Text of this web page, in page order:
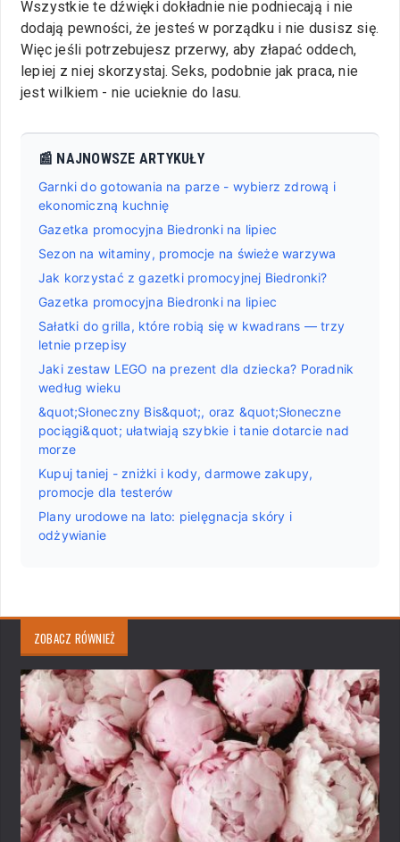
Wszystkie te dźwięki dokładnie nie podniecają i nie
dodają pewności, że jesteś w porządku i nie dusisz się.
Więc jeśli potrzebujesz przerwy, aby złapać oddech,
lepiej z niej skorzystaj. Seks, podobnie jak praca, nie
jest wilkiem - nie ucieknie do lasu.
📰 NAJNOWSZE ARTYKUŁY
Garnki do gotowania na parze - wybierz zdrową i
ekonomiczną kuchnię
Gazetka promocyjna Biedronki na lipiec
Sezon na witaminy, promocje na świeże warzywa
Jak korzystać z gazetki promocyjnej Biedronki?
Gazetka promocyjna Biedronki na lipiec
Sałatki do grilla, które robią się w kwadrans — trzy
letnie przepisy
Jaki zestaw LEGO na prezent dla dziecka? Poradnik
według wieku
&quot;Słoneczny Bis&quot;, oraz &quot;Słoneczne
pociągi&quot; ułatwiają szybkie i tanie dotarcie nad
morze
Kupuj taniej - zniżki i kody, darmowe zakupy,
promocje dla testerów
Plany urodowe na lato: pielęgnacja skóry i
odżywianie
ZOBACZ RÓWNIEŻ